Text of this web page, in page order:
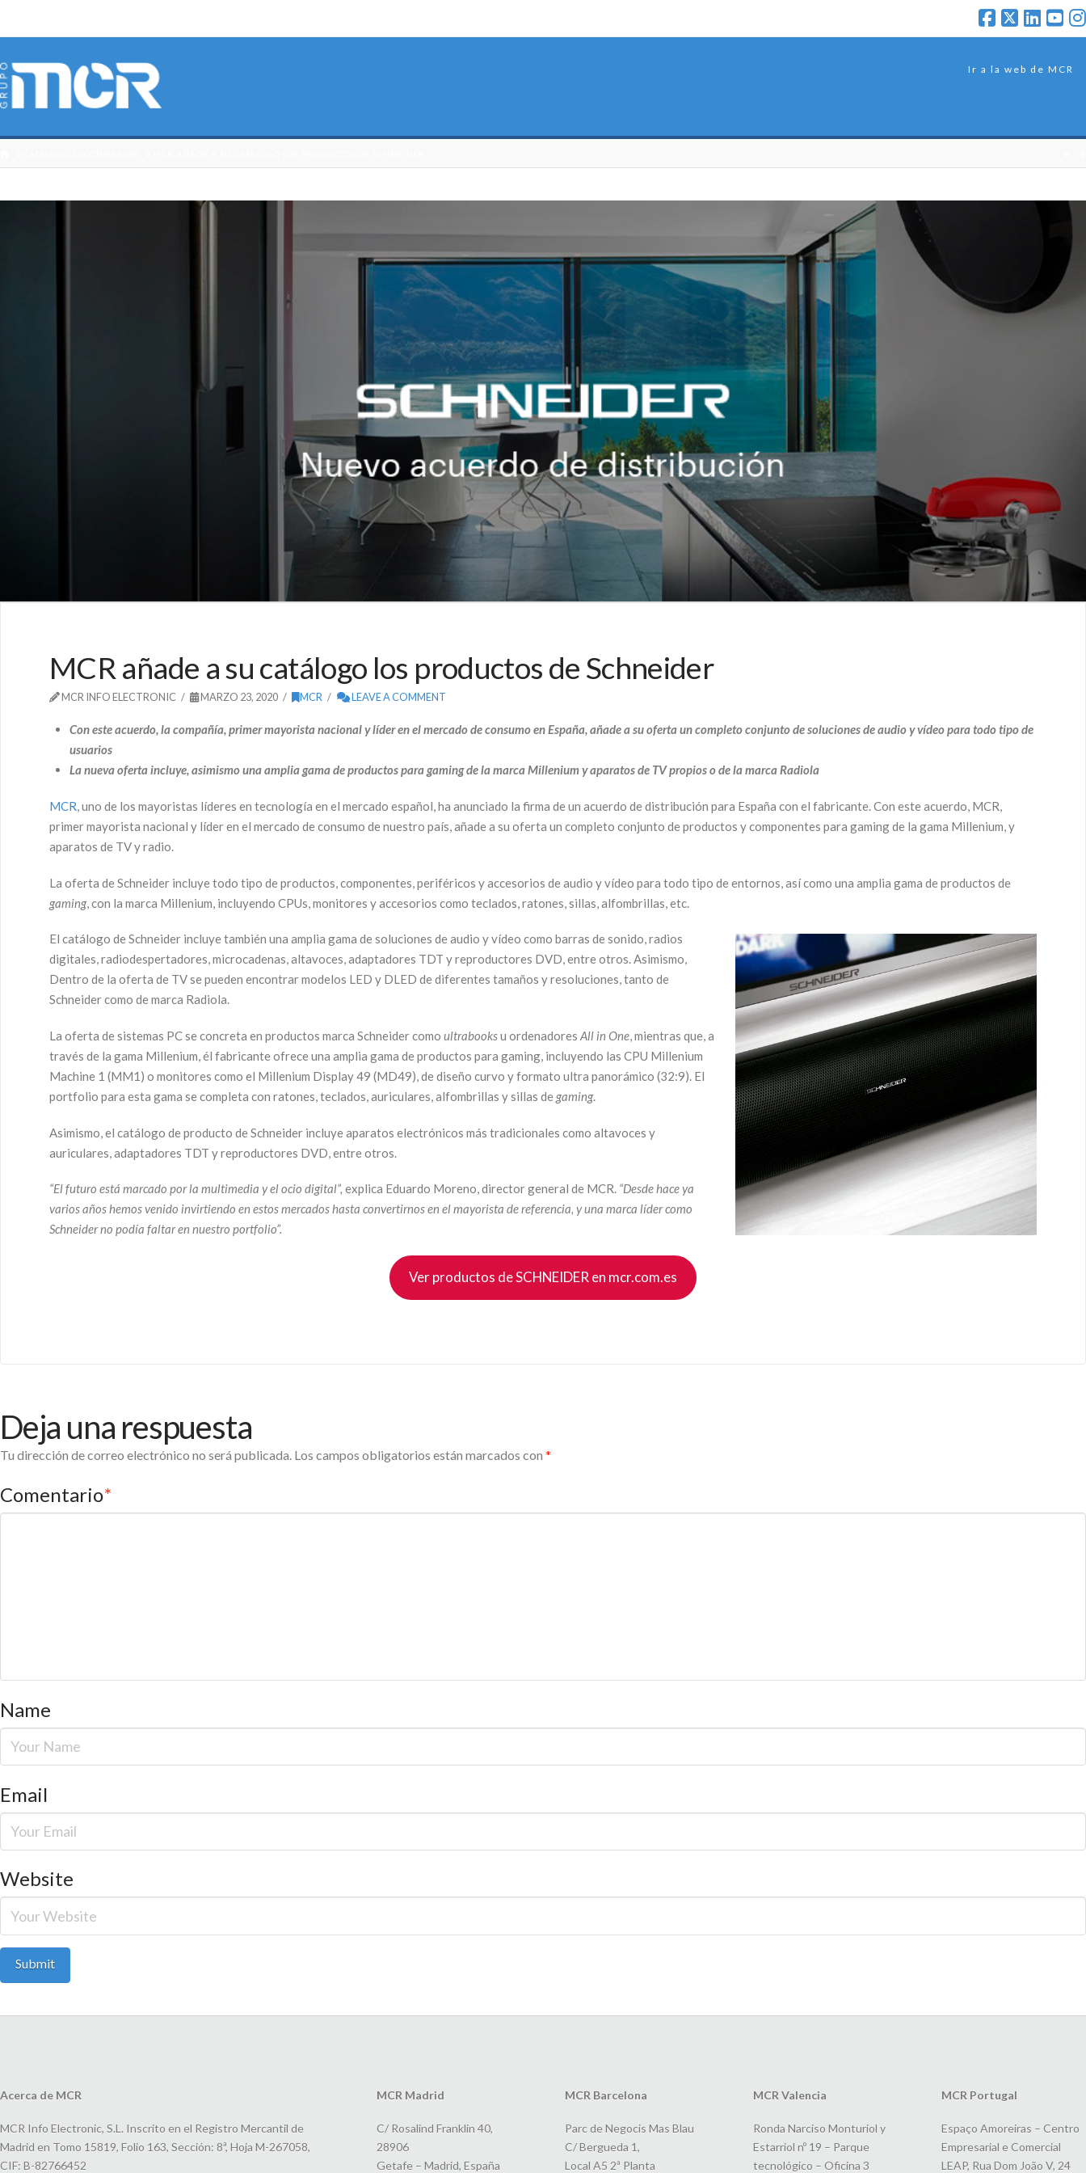
Ir a la web de MCR
MCR añade a su catálogo los productos de Schneider
MCR INFO ELECTRONIC MARZO 23, 2020 MCR LEAVE A COMMENT
Con este acuerdo, la compañía,primer mayoristanacional y líder en el mercado de consumo en España,añade a su oferta un completo conjunto de soluciones de audio y vídeo para todo tipo de
usuarios
La nueva oferta incluye, asimismo una amplia gama deproductos para gaming de la marca Millenium y aparatos de TV propios o de la marca Radiola
MCR, uno de los mayoristas líderes en tecnología en el mercado español, ha anunciado la firma de un acuerdo de distribución para España con el fabricante. Con este acuerdo, MCR,
primer mayorista nacional y líder en el mercado de consumo de nuestro país, añade a su oferta un completo conjunto de productos y componentes para gaming de la gama Millenium, y
aparatos de TV y radio.
La oferta de Schneider incluye todo tipo de productos, componentes, periféricos y accesorios de audio y vídeo para todo tipo de entornos, así como una amplia gama de productos de
gaming, con la marca Millenium, incluyendo CPUs, monitores y accesorios como teclados, ratones, sillas, alfombrillas, etc.
El catálogo de Schneider incluye también una amplia gama de soluciones de audio y vídeo como barras de sonido, radios
digitales, radiodespertadores, microcadenas, altavoces, adaptadores TDT y reproductores DVD, entre otros. Asimismo,
Dentro de la oferta de TV se pueden encontrar modelos LED y DLED de diferentes tamaños y resoluciones, tanto de
Schneider como de marca Radiola.
La oferta de sistemas PC se concreta en productos marca Schneider como ultrabooksu ordenadores All in One, mientras que, a
través de la gama Millenium, él fabricante ofrece una amplia gama de productos para gaming, incluyendo las CPU Millenium
Machine 1 (MM1) o monitores como el Millenium Display 49 (MD49), de diseño curvo y formato ultra panorámico (32:9). El
portfolio para esta gama se completa con ratones, teclados, auriculares, alfombrillas y sillas de gaming.
Asimismo, el catálogo de producto de Schneider incluye aparatos electrónicos más tradicionales como altavoces y
auriculares, adaptadores TDT y reproductores DVD, entre otros.
“El futuro está marcado por la multimedia y el ocio digital”, explica Eduardo Moreno, director general de MCR. “Desde hace ya
varios años hemos venido invirtiendo en estos mercados hasta convertirnos en el mayorista de referencia, y una marca líder como
Schneider no podía faltar en nuestro portfolio”.
Ver productos de SCHNEIDER en mcr.com.es
Deja una respuesta
Tu dirección de correo electrónico no será publicada. Los campos obligatorios están marcados con *
Comentario*
Name
Email
Website
Acerca de MCR
MCR Info Electronic, S.L. Inscrito en el Registro Mercantil de
Madrid en Tomo 15819, Folio 163, Sección: 8ª, Hoja M-267058,
CIF: B-82766452
MCR Madrid
C/ Rosalind Franklin 40,
28906
Getafe – Madrid, España
MCR Barcelona
Parc de Negocis Mas Blau
C/ Bergueda 1,
Local A5 2ª Planta
MCR Valencia
Ronda Narciso Monturiol y
Estarriol nº 19 – Parque
tecnológico – Oficina 3
MCR Portugal
Espaço Amoreiras – Centro
Empresarial e Comercial
LEAP, Rua Dom João V, 24